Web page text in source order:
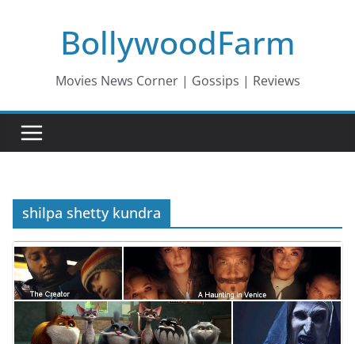
BollywoodFarm
Movies News Corner | Gossips | Reviews
shilpa shetty kundra